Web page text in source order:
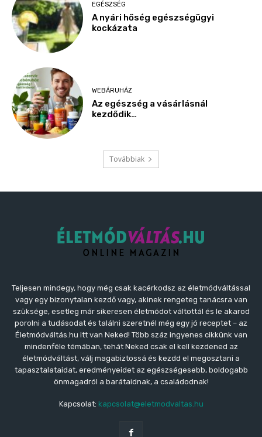
EGÉSZSÉG
A nyári hőség egészségügyi
kockázata
WEBÁRUHÁZ
Az egészség a vásárlásnál
kezdődik…
Továbbiak
Teljesen mindegy, hogy még csak kacérkodsz az életmódváltással
vagy egy bizonytalan kezdő vagy, akinek rengeteg tanácsra van
szüksége, esetleg már sikeresen életmódot váltottál és le akarod
porolni a tudásodat és találni szeretnél még egy jó receptet – az
Életmódváltás.hu itt van Neked! Több száz ingyenes cikkünk van
mindenféle témában, tehát Neked csak el kell kezdened az
életmódváltást, válj magabiztossá és kezdd el megosztani a
tapasztalataidat, eredményeidet az egészségesebb, boldogabb
önmagadról a barátaidnak, a családodnak!
Kapcsolat: kapcsolat@eletmodvaltas.hu